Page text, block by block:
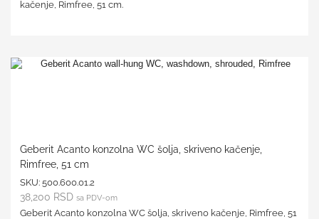
kačenje, Rimfree, 51 cm.
Geberit Acanto konzolna WC šolja, skriveno kačenje,
Rimfree, 51 cm
SKU: 500.600.01.2
38,200 RSD sa PDV-om
Geberit Acanto konzolna WC šolja, skriveno kačenje, Rimfree, 51